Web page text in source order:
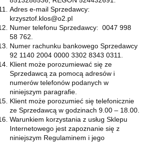
Adres e-mail Sprzedawcy:
krzysztof.klos@o2.pl
Numer telefonu Sprzedawcy: 0047 998
58 762
Numer rachunku bankowego Sprzedawcy
92 1140 2004 0000 3302 8343 0311
Klient może porozumiewać się ze
Sprzedawcą za pomocą adresów i
numerów telefonów podanych w
niniejszym paragrafie.
Klient może porozumieć się telefonicznie
ze Sprzedawcą w godzinach 9.00 – 18.00.
Warunkiem korzystania z usług Sklepu
Internetowego jest zapoznanie się z
niniejszym Regulaminem i jego